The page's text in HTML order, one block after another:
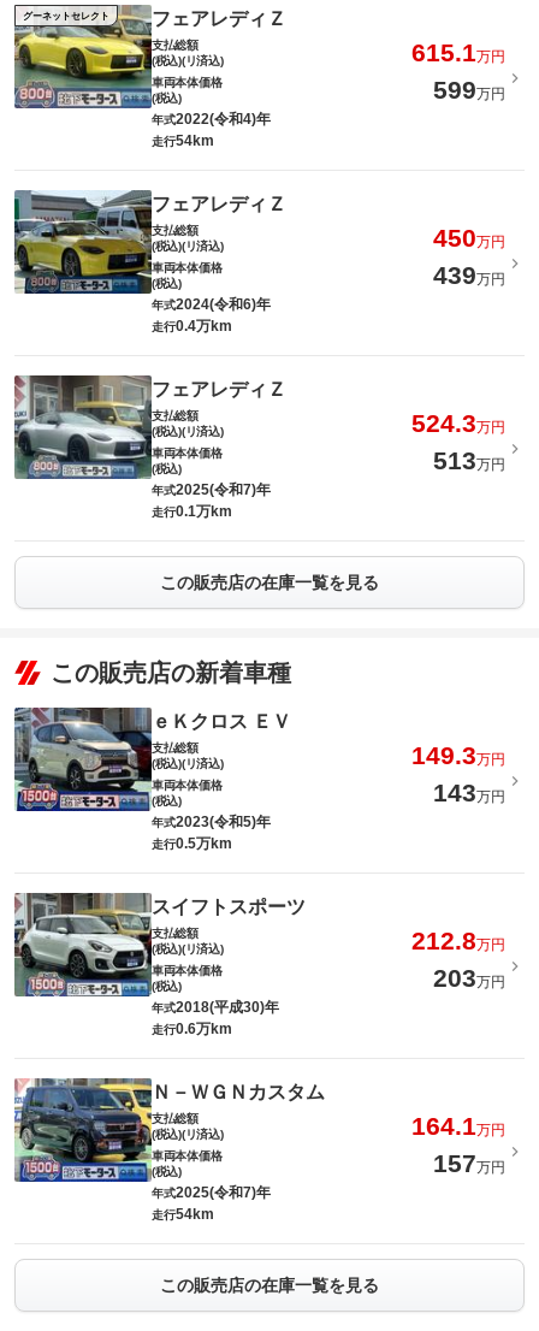
グーネットセレクト フェアレディＺ
支払総額
(税込)(リ済込)
615.1万円
車両本体価格
(税込)
599万円
年式2022(令和4)年
走行54km
フェアレディＺ
支払総額
(税込)(リ済込)
450万円
車両本体価格
(税込)
439万円
年式2024(令和6)年
走行0.4万km
フェアレディＺ
支払総額
(税込)(リ済込)
524.3万円
車両本体価格
(税込)
513万円
年式2025(令和7)年
走行0.1万km
この販売店の在庫一覧を見る
この販売店の新着車種
ｅＫクロス ＥＶ
支払総額
(税込)(リ済込)
149.3万円
車両本体価格
(税込)
143万円
年式2023(令和5)年
走行0.5万km
スイフトスポーツ
支払総額
(税込)(リ済込)
212.8万円
車両本体価格
(税込)
203万円
年式2018(平成30)年
走行0.6万km
Ｎ－ＷＧＮカスタム
支払総額
(税込)(リ済込)
164.1万円
車両本体価格
(税込)
157万円
年式2025(令和7)年
走行54km
この販売店の在庫一覧を見る